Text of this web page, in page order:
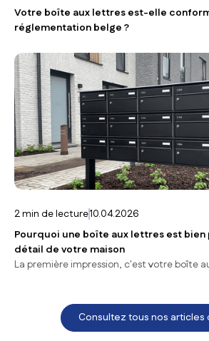
Votre boîte aux lettres est-elle
réglementation belge ?
2min de lecture10.04.2026
Pourquoi une boîte aux lettres est bien
détail de votre maison
La première impression, c'est votre boîte
Consultez tous nos articles